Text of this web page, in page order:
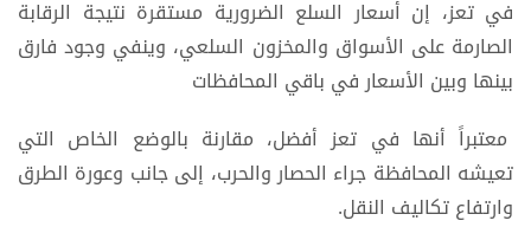
في تعز، إن أسعار السلع الضرورية مستقرة نتيجة الرقابة
الصارمة على الأسواق والمخزون السلعي، وينفي وجود فارق
بينها وبين الأسعار في باقي المحافظات
معتبراً أنها في تعز أفضل، مقارنة بالوضع الخاص التي
تعيشه المحافظة جراء الحصار والحرب، إلى جانب وعورة الطرق
وارتفاع تكاليف النقل.